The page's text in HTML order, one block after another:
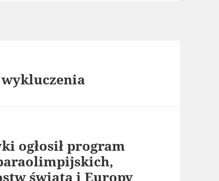
ogłosił program
świata i Europy